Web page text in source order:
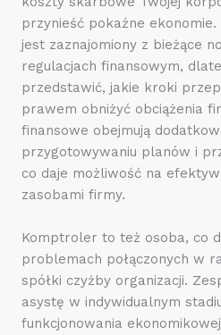
przynieść pokaźne
jest zaznajomiony z bieżące
regulacjach finansowym,
przedstawić, jakie kroki
prawem obniżyć obciążenia
finansowe obejmują
przygotowywaniu planów i
co daje możliwość na
zasobami firmy.
Komptroler to też osoba, co
problemach połączonych w
spółki czyżby organizacji.
asystę w indywidualnym
funkcjonowania